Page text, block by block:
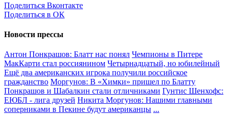
Поделиться Вконтакте
Поделиться в ОК
Новости прессы
Антон Понкрашов: Блатт нас понял Чемпионы в Питере
МакКарти стал россиянином Четырнадцатый, но юбилейный
Ещё два американских игрока получили российское
гражданство Моргунов: В «Химки» пришел по Блатту
Понкрашов и Шабалкин стали отличниками Гунтис Шенхофс:
ЕЮБЛ - лига друзей Никита Моргунов: Нашими главными
соперниками в Пекине будут американцы ...